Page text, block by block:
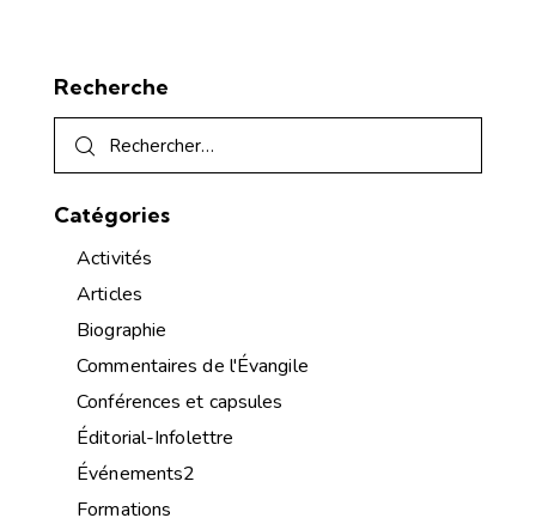
Recherche
Catégories
Activités
Articles
Biographie
Commentaires de l'Évangile
Conférences et capsules
Éditorial-Infolettre
Événements2
Formations